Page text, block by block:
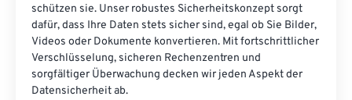
schützen sie. Unser robustes Sicherheitskonzept sorgt
dafür, dass Ihre Daten stets sicher sind, egal ob Sie Bilder,
Videos oder Dokumente konvertieren. Mit fortschrittlicher
Verschlüsselung, sicheren Rechenzentren und
sorgfältiger Überwachung decken wir jeden Aspekt der
Datensicherheit ab.